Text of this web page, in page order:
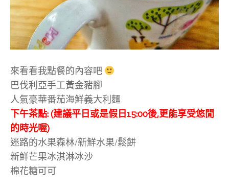
來看看我點餐的內容吧
巴伐利亞手工黃金豬腳
人氣豪華番茄海鮮義大利麵
下午茶點: (建議平日或是假日15:00後,更能享受悠閒
的時光喔)
迷路的水果森林/新鮮水果/鬆餅
新鮮芒果冰淇淋冰沙
棉花糖可可